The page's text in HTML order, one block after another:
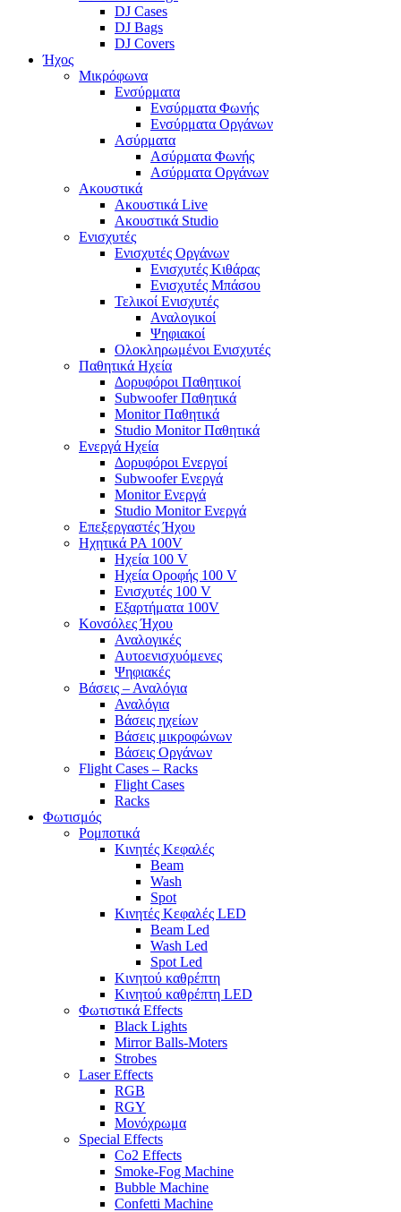
DJ Cases
DJ Bags
DJ Covers
Ήχος
Μικρόφωνα
Ενσύρματα
Ενσύρματα Φωνής
Ενσύρματα Οργάνων
Ασύρματα
Ασύρματα Φωνής
Ασύρματα Οργάνων
Ακουστικά
Ακουστικά Live
Ακουστικά Studio
Ενισχυτές
Ενισχυτές Οργάνων
Ενισχυτές Κιθάρας
Ενισχυτές Μπάσου
Τελικοί Ενισχυτές
Αναλογικοί
Ψηφιακοί
Ολοκληρωμένοι Ενισχυτές
Παθητικά Ηχεία
Δορυφόροι Παθητικοί
Subwoofer Παθητικά
Monitor Παθητικά
Studio Monitor Παθητικά
Ενεργά Ηχεία
Δορυφόροι Ενεργοί
Subwoofer Ενεργά
Monitor Ενεργά
Studio Monitor Ενεργά
Επεξεργαστές Ήχου
Ηχητικά PA 100V
Ηχεία 100 V
Ηχεία Οροφής 100 V
Ενισχυτές 100 V
Εξαρτήματα 100V
Κονσόλες Ήχου
Αναλογικές
Αυτοενισχυόμενες
Ψηφιακές
Βάσεις – Αναλόγια
Αναλόγια
Βάσεις ηχείων
Βάσεις μικροφώνων
Βάσεις Οργάνων
Flight Cases – Racks
Flight Cases
Racks
Φωτισμός
Ρομποτικά
Κινητές Κεφαλές
Beam
Wash
Spot
Κινητές Κεφαλές LED
Beam Led
Wash Led
Spot Led
Κινητού καθρέπτη
Κινητού καθρέπτη LED
Φωτιστικά Effects
Black Lights
Mirror Balls-Moters
Strobes
Laser Effects
RGB
RGY
Μονόχρωμα
Special Effects
Co2 Effects
Smoke-Fog Machine
Bubble Machine
Confetti Machine